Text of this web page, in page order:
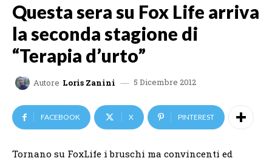
Questa sera su Fox Life arriva
la seconda stagione di
“Terapia d’urto”
Autore Loris Zanini 5 Dicembre 2012
FACEBOOK X PINTEREST
Tornano su FoxLife i bruschi ma convincenti ed